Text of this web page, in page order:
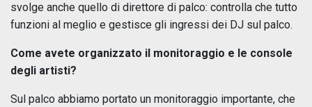
svolge anche quello di direttore di palco: controlla che tutto
funzioni al meglio e gestisce gli ingressi dei DJ sul palco.
Come avete organizzato il monitoraggio e le console
degli artisti?
Sul palco abbiamo portato un monitoraggio importante, che